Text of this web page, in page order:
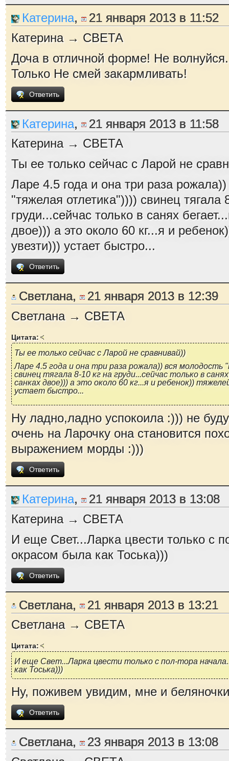
Катерина,
21 января 2013 в 11:52
Катерина → СВЕТА
Доча в отличной форме! Не
Только Не смей закармливать!
Ответить
Катерина,
21 января 2013 в 11:58
Катерина → СВЕТА
Ты ее только сейчас с Ларой не
Ларе 4.5 года и она три раза
"тяжелая отлетика")))) свинец тягала
груди...сейчас только в санях
двое))) а это около 60 кг...я и
увезти))) устает быстро...
Ответить
Светлана,
21 января 2013 в 12:39
Светлана → СВЕТА
Цитата:
Ты ее только сейчас с Ларой не сравнивай))
Ларе 4.5 года и она три раза рожала)) вся
свинец тягала 8-10 кг на груди...сейчас только в
санках двое))) а это около 60 кг...я и ребенок))
устает быстро...
Ну ладно,ладно успокоила :))) не
очень на Ларочку она становится
выражением морды :)))
Ответить
Катерина,
21 января 2013 в 13:08
Катерина → СВЕТА
И еще Свет...Ларка цвести только с
окрасом была как Тоська)))
Ответить
Светлана,
21 января 2013 в 13:21
Светлана → СВЕТА
Цитата:
И еще Свет...Ларка цвести только с пол-тора
как Тоська)))
Ну, поживем увидим, мне и
Ответить
Светлана,
23 января 2013 в 13:08